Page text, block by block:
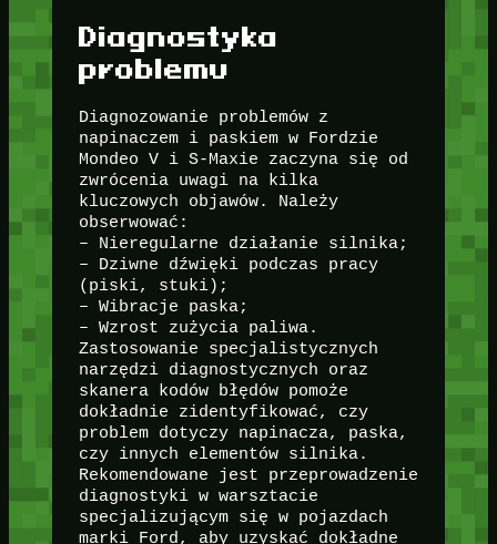
Diagnostyka
problemu
Diagnozowanie problemów z
napinaczem i paskiem w Fordzie
Mondeo V i S-Maxie zaczyna się od
zwrócenia uwagi na kilka
kluczowych objawów. Należy
obserwować:
– Nieregularne działanie silnika;
– Dziwne dźwięki podczas pracy
(piski, stuki);
– Wibracje paska;
– Wzrost zużycia paliwa.
Zastosowanie specjalistycznych
narzędzi diagnostycznych oraz
skanera kodów błędów pomoże
dokładnie zidentyfikować, czy
problem dotyczy napinacza, paska,
czy innych elementów silnika.
Rekomendowane jest przeprowadzenie
diagnostyki w warsztacie
specjalizującym się w pojazdach
marki Ford, aby uzyskać dokładne